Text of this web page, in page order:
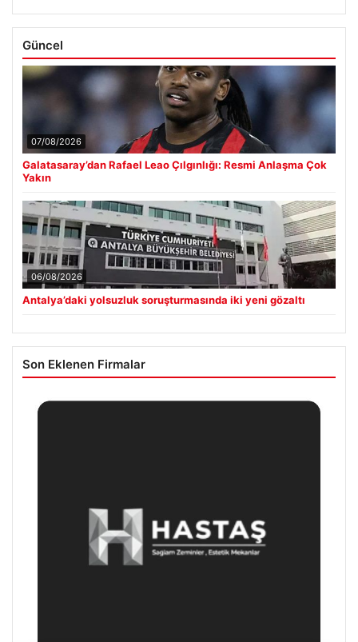
Güncel
07/08/2026
Galatasaray’dan Rafael Leao Çılgınlığı: Resmi Anlaşma Çok
Yakın
06/08/2026
Antalya’daki yolsuzluk soruşturmasında iki yeni gözaltı
Son Eklenen Firmalar